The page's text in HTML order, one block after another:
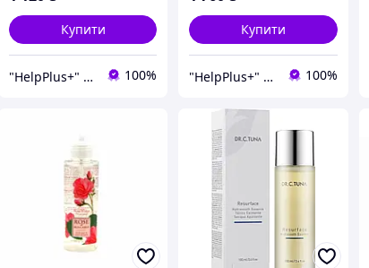
Купити
"HelpPlus+" інтернет магазин 100%
Купити
"HelpPlus+" інтернет магазин 100%